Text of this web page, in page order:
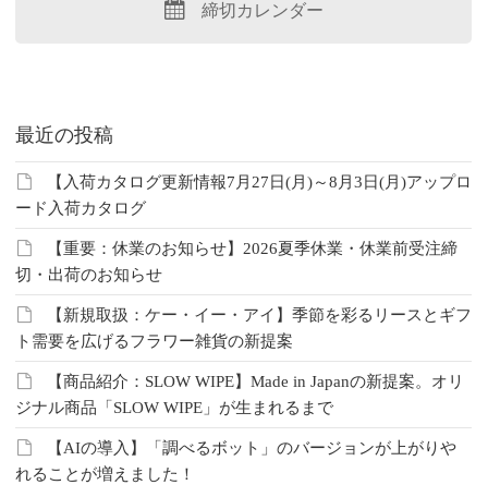
締切カレンダー
最近の投稿
【入荷カタログ更新情報7月27日(月)～8月3日(月)アップロ
ード入荷カタログ
【重要：休業のお知らせ】2026夏季休業・休業前受注締
切・出荷のお知らせ
【新規取扱：ケー・イー・アイ】季節を彩るリースとギフ
ト需要を広げるフラワー雑貨の新提案
【商品紹介：SLOW WIPE】Made in Japanの新提案。オリ
ジナル商品「SLOW WIPE」が生まれるまで
【AIの導入】「調べるボット」のバージョンが上がりや
れることが増えました！